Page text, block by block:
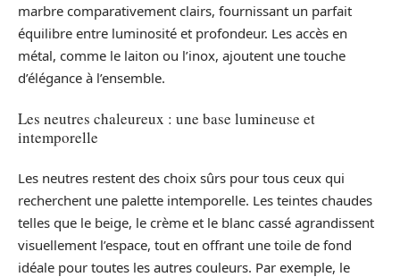
marbre comparativement clairs, fournissant un parfait
équilibre entre luminosité et profondeur. Les accès en
métal, comme le laiton ou l’inox, ajoutent une touche
d’élégance à l’ensemble.
Les neutres chaleureux : une base lumineuse et
intemporelle
Les neutres restent des choix sûrs pour tous ceux qui
recherchent une palette intemporelle. Les teintes chaudes
telles que le beige, le crème et le blanc cassé agrandissent
visuellement l’espace, tout en offrant une toile de fond
idéale pour toutes les autres couleurs. Par exemple, le